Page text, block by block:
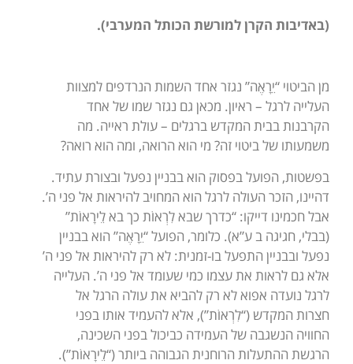
(באדיבות הקרן למורשת הכותל המערבי).
מן הביטוי “יֵרָאֶה” נגזר אחד השמות הנרדפים למצוות
העלייה לרגל – ראיון. מכאן גם נגזר שמו של אחד
הקרבנות בבית המקדש ברגלים – עולת ראייה. מה
משמעותו של ביטוי זה? מי הוא הרואה, ומה הוא רואה?
בפשטות, הפועל בפסוק הוא בבניין נפעל ובצורת עתיד.
דהיינו, הזכר העולה לרגל הוא המחויב להיראות אל פני ה’.
אבל חכמינו דייקו: “כדרך שבא לִרְאוֹת כך בא לֵירָאוֹת”
(בבלי, חגיגה ב ע”א). כלומר, הפועל “יֵרָאֶה” הוא בבניין
נפעל ובבניין התפעל בו-זמנית: לא רק להיראות אל פני ה’
אלא גם לראות את עצמו כמי שעומד אל פני ה’. העלייה
לרגל נועדה אפוא לא רק להביא את עולה הרגל אל
חצרות המקדש (“לִרְאוֹת”), אלא להעמיד אותו בפני
החוויה הנשגבה של העמידה כביכול בפני השכינה,
הרגשת ההתעלות הרוחנית הגבוהה ביותר (“לֵירָאוֹת”).